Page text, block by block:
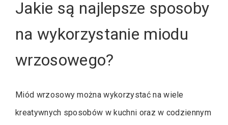
Jakie są najlepsze sposoby
na wykorzystanie miodu
wrzosowego?
Miód wrzosowy można wykorzystać na wiele
kreatywnych sposobów w kuchni oraz w codziennym